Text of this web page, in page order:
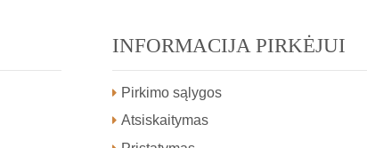
INFORMACIJA PIRKĖJUI
Pirkimo sąlygos
Atsiskaitymas